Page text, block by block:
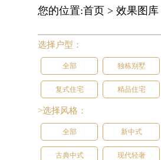
您的位置:首页 > 效果图库
选择户型：
全部 独栋别墅
复式住宅 精品住宅
>选择风格：
全部 新中式
古典中式 现代轻奢